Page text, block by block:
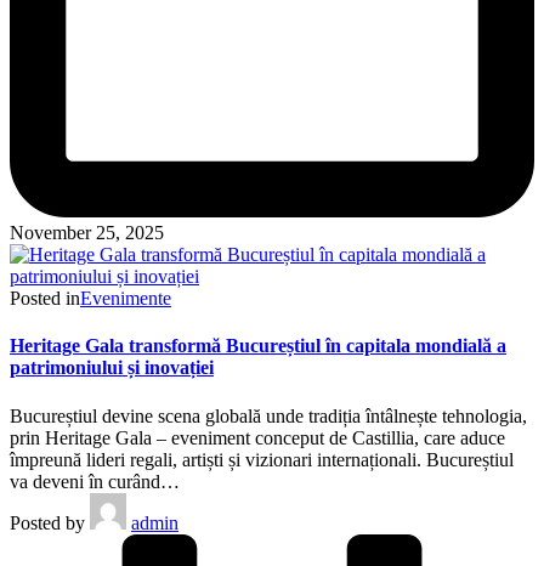
November 25, 2025
Posted inEvenimente
Heritage Gala transformă Bucureștiul în capitala mondială a
patrimoniului și inovației
Bucureștiul devine scena globală unde tradiția întâlnește tehnologia,
prin Heritage Gala – eveniment conceput de Castillia, care aduce
împreună lideri regali, artiști și vizionari internaționali. Bucureștiul
va deveni în curând…
Posted by
admin